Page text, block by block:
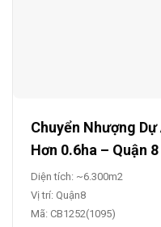
Chuyển Nhượng
Hơn 0.6ha – Quận
Diện tích: ~6.300m2
Vị trí: Quận8
Mã: CB1252(1095)